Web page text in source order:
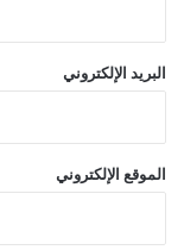
البريد الإلكتروني
الموقع الإلكتروني